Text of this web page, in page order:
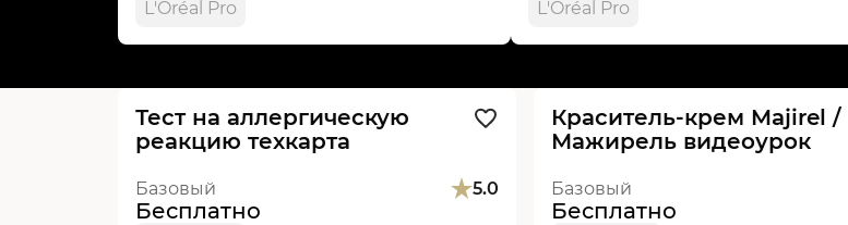
L'Oréal Pro L'Oréal Pro
Тест на аллергическую
реакцию техкарта
Базовый 5.0
Бесплатно
Краситель-крем Majirel /
Мажирель видеоурок
Базовый
Бесплатно